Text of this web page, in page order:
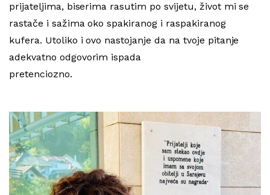
prijateljima, biserima rasutim po svijetu, život mi se
rastače i sažima oko spakiranog i raspakiranog
kufera. Utoliko i ovo nastojanje da na tvoje pitanje
adekvatno odgovorim ispada